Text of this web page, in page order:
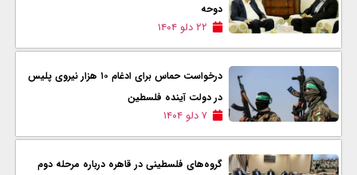
دوحه
۲۲ دلو ۱۴۰۴
درخواست حماس برای ادغام ۱۰ هزار نیروی پلیس
در دولت آینده فلسطین
۷ دلو ۱۴۰۴
گروه‌های فلسطینی در قاهره درباره مرحله دوم